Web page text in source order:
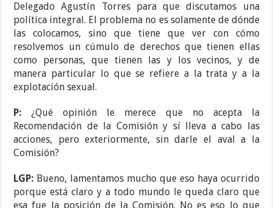
Delegado Agustín Torres para que discutamos una
política integral. El problema no es solamente de dónde
las colocamos, sino que tiene que ver con cómo
resolvemos un cúmulo de derechos que tienen ellas
como personas, que tienen las y los vecinos, y de
manera particular lo que se refiere a la trata y a la
explotación sexual.
P:¿Qué opinión le merece que no acepta la
Recomendación de la Comisión y sí lleva a cabo las
acciones, pero exteriormente, sin darle el aval a la
Comisión?
LGP: Bueno, lamentamos mucho que eso haya ocurrido
porque está claro y a todo mundo le queda claro que
esa fue la posición de la Comisión. No es eso lo que